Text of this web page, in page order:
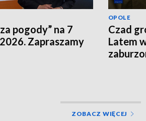
pogody” na 7
Zapraszamy
OPOLE
Czad
Latem
ZOBACZ WIĘCEJ